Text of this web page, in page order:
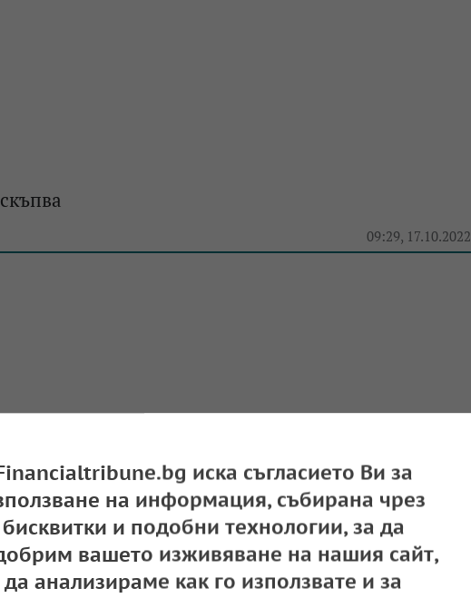
09:29, 17.10.2022
иска съгласието Ви за
на информация, събирана чрез
бисквитки и подобни технологии, за да
вашето изживяване на нашия сайт,
да анализираме как го използвате и за